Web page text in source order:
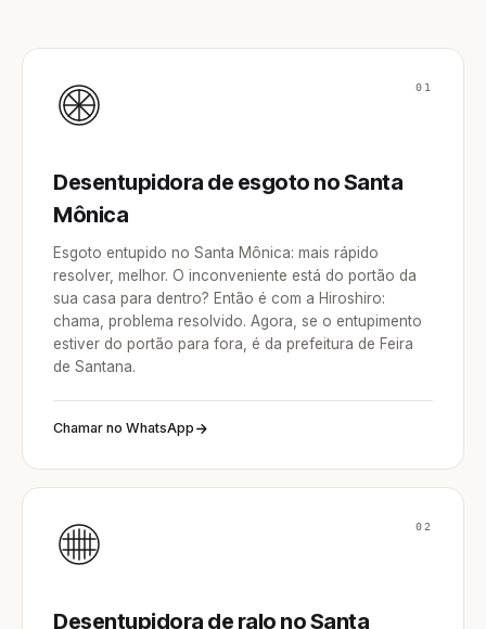
01
Desentupidora de esgoto no Santa
Mônica
Esgoto entupido no Santa Mônica: mais rápido
resolver, melhor. O inconveniente está do portão da
sua casa para dentro? Então é com a Hiroshiro:
chama, problema resolvido. Agora, se o entupimento
estiver do portão para fora, é da prefeitura de Feira
de Santana.
Chamar no WhatsApp
02
Desentupidora de ralo no Santa